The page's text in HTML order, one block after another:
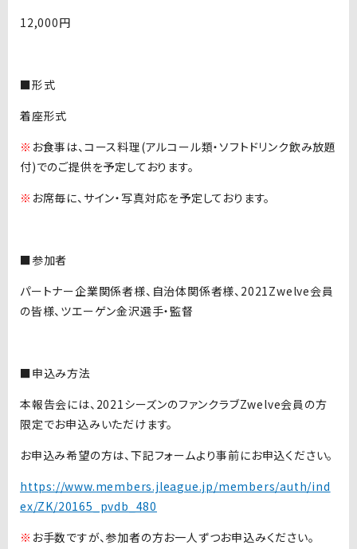
12,000円
■形式
着座形式
※ お食事は、コース料理(アルコール類・ソフトドリンク飲み放題
付)でのご提供を予定しております。
※ お席毎に、サイン・写真対応を予定しております。
■参加者
パートナー企業関係者様、自治体関係者様、2021Zwelve会員
の皆様、ツエーゲン金沢選手・監督
■申込み方法
本報告会には、2021シーズンのファンクラブZwelve会員の方
限定でお申込みいただけます。
お申込み希望の方は、下記フォームより事前にお申込ください。
https://www.members.jleague.jp/members/auth/ind
ex/ZK/20165_pvdb_480
※ お手数ですが、参加者の方お一人ずつお申込みください。